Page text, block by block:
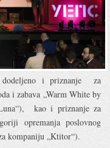
dodeljeno i priznanje za
i zabava „Warm White by
kao i priznanje za
opremanja poslovnog
kompaniju „Ktitor“).